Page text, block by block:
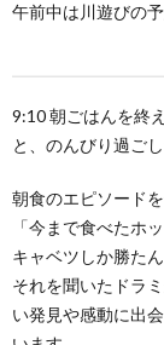
午前中は川遊びの予
9:10 朝ごはんを終
と、のんびり過ご
朝食のエピソードを
「今まで食べたホ
キャベツしか勝た
それを聞いたドラ
い発見や感動に出